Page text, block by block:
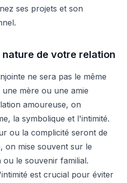
ses projets et son
de votre relation
ne sera pas le même
mère ou une amie
amoureuse, on
la symbolique et l'intimité.
ou la complicité seront de
on mise souvent sur le
le souvenir familial.
est crucial pour éviter